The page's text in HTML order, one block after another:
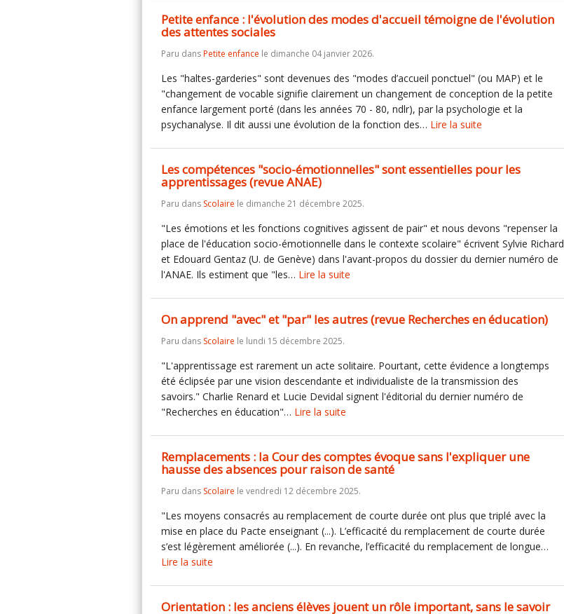
Petite enfance : l'évolution des modes d'accueil témoigne de l'évolution
des attentes sociales
Paru dansPetite enfance le dimanche 04 janvier 2026.
Les "haltes-garderies" sont devenues des "modes d’accueil ponctuel" (ou MAP) et le
"changement de vocable signifie clairement un changement de conception de la petite
enfance largement porté (dans les années 70 - 80, ndlr), par la psychologie et la
psychanalyse. Il dit aussi une évolution de la fonction des… Lire la suite
Les compétences "socio-émotionnelles" sont essentielles pour les
apprentissages (revue ANAE)
Paru dans Scolaire le dimanche 21 décembre 2025.
"Les émotions et les fonctions cognitives agissent de pair" et nous devons "repenser la
place de l'éducation socio-émotionnelle dans le contexte scolaire" écrivent Sylvie Richard
et Edouard Gentaz (U. de Genève) dans l'avant-propos du dossier du dernier numéro de
l'ANAE. Ils estiment que "les… Lire la suite
On apprend "avec" et "par" les autres (revue Recherches en éducation)
Paru dans Scolaire le lundi 15 décembre 2025.
"L'apprentissage est rarement un acte solitaire. Pourtant, cette évidence a longtemps
été éclipsée par une vision descendante et individualiste de la transmission des
savoirs." Charlie Renard et Lucie Devidal signent l'éditorial du dernier numéro de
"Recherches en éducation"… Lire la suite
Remplacements : la Cour des comptes évoque sans l'expliquer une
hausse des absences pour raison de santé
Paru dans Scolaire le vendredi 12 décembre 2025.
"Les moyens consacrés au remplacement de courte durée ont plus que triplé avec la
mise en place du Pacte enseignant (...). L’efficacité du remplacement de courte durée
s’est légèrement améliorée (...). En revanche, l’efficacité du remplacement de longue…
Lire la suite
Orientation : les anciens élèves jouent un rôle important, sans le savoir